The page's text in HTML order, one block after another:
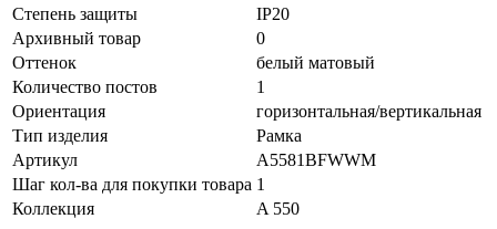
Степень защиты
IP20
Архивный товар
0
Оттенок
белый матовый
Количество постов
1
Ориентация
горизонтальная/вертикальная
Тип изделия
Рамка
Артикул
A5581BFWWM
Шаг кол-ва для покупки товара 1
Коллекция
A 550